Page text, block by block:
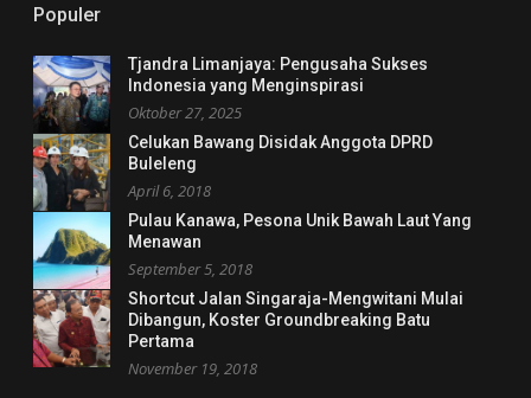
Populer
Tjandra Limanjaya: Pengusaha Sukses
Indonesia yang Menginspirasi
Oktober 27, 2025
Celukan Bawang Disidak Anggota DPRD
Buleleng
April 6, 2018
Pulau Kanawa, Pesona Unik Bawah Laut Yang
Menawan
September 5, 2018
Shortcut Jalan Singaraja-Mengwitani Mulai
Dibangun, Koster Groundbreaking Batu
Pertama
November 19, 2018